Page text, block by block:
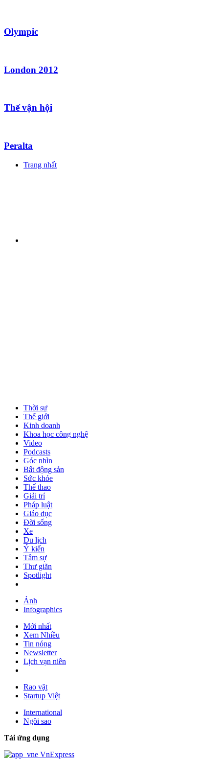
Olympic
London 2012
Thế vận hội
Peralta
Trang nhất
Thời sự
Thế giới
Kinh doanh
Khoa học công nghệ
Video
Podcasts
Góc nhìn
Bất động sản
Sức khỏe
Thể thao
Giải trí
Pháp luật
Giáo dục
Đời sống
Xe
Du lịch
Ý kiến
Tâm sự
Thư giãn
Spotlight
Ảnh
Infographics
Mới nhất
Xem Nhiều
Tin nóng
Newsletter
Lịch vạn niên
Rao vặt
Startup Việt
International
Ngôi sao
Tải ứng dụng
VnExpress